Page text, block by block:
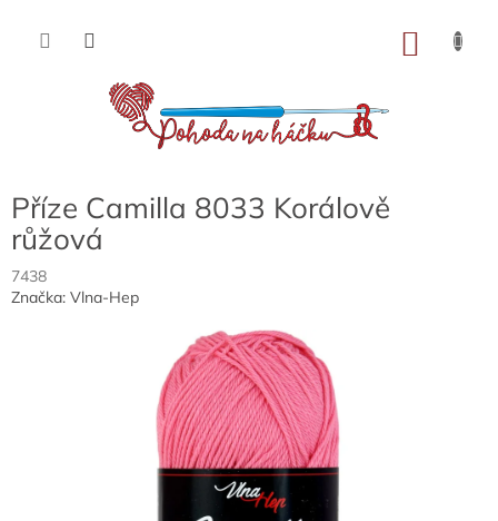
obsah
Příze Camilla 8033 Korálově
růžová
7438
Značka: Vlna-Hep